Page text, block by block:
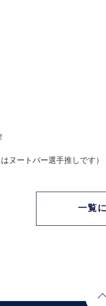
ヌートバー選手推しです）
一覧